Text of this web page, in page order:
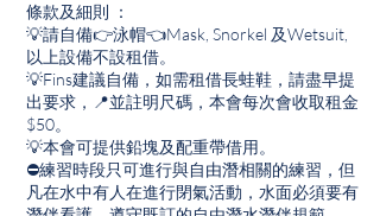
條款及細則 ：
💡請自備👉泳帽👈Mask, Snorkel 及Wetsuit,
以上設備不設租借。
💡Fins建議自備，如需租借長蛙鞋，請盡早提
出要求，📍並註明尺碼，本會每次會收取租金
$50。
💡本會可提供鉛塊及配重帶借用。
⛔練習時段只可進行與自由潛相關的練習，但
凡在水中有人在進行閉氣活動，水面必須要有